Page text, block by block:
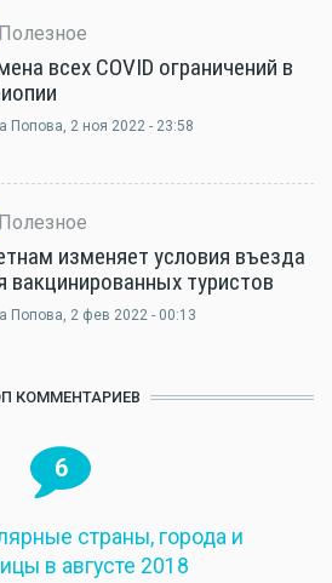
Полезное
всех COVID ограничений в
Попова, 2 ноя 2022 - 23:58
Полезное
изменяет условия въезда
вакцинированных туристов
Попова, 2 фев 2022 - 00:13
КОММЕНТАРИЕВ
6
страны, города и
в августе 2018